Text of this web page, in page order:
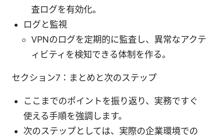
査ログを有効化。
ログと監視
VPNのログを定期的に監査し、異常なアクテ
ィビティを検知できる体制を作る。
セクション7：まとめと次のステップ
ここまでのポイントを振り返り、実務ですぐ
使える手順を強調します。
次のステップとしては、実際の企業環境での